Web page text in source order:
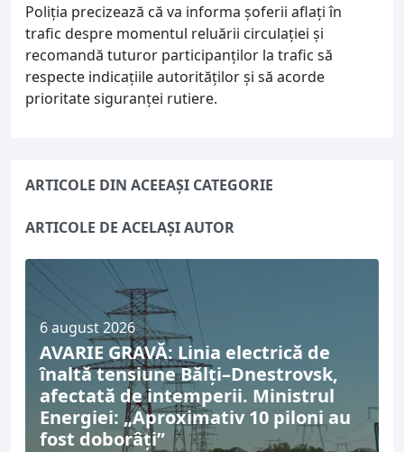
Poliția precizează că va informa șoferii aflați în
trafic despre momentul reluării circulației și
recomandă tuturor participanților la trafic să
respecte indicațiile autorităților și să acorde
prioritate siguranței rutiere.
ARTICOLE DIN ACEEAȘI CATEGORIE
ARTICOLE DE ACELAȘI AUTOR
6 august 2026
AVARIE GRAVĂ: Linia electrică de
înaltă tensiune Bălți–Dnestrovsk,
afectată de intemperii. Ministrul
Energiei: „Aproximativ 10 piloni au
fost doborâți”